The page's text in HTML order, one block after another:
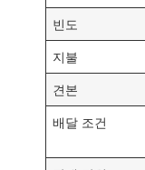
빈도
지불
견본
배달 조건